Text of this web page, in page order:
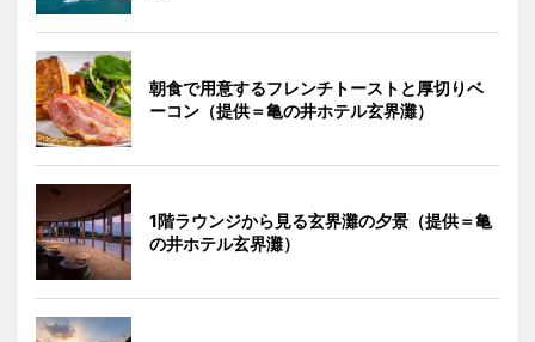
朝食で用意するフレンチトーストと厚切りベ
ーコン（提供＝亀の井ホテル玄界灘）
1階ラウンジから見る玄界灘の夕景（提供＝亀
の井ホテル玄界灘）